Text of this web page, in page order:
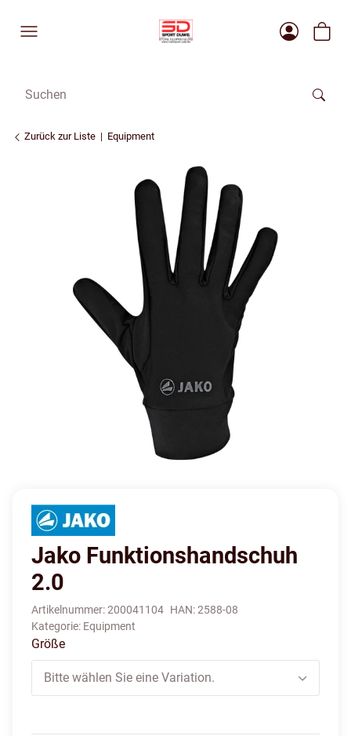
Zurück zur Liste Equipment
Jako Funktionshandschuh
2.0
Artikelnummer:200041104 HAN:2588-08
Kategorie: Equipment
Größe
Bitte wählen Sie eine Variation.